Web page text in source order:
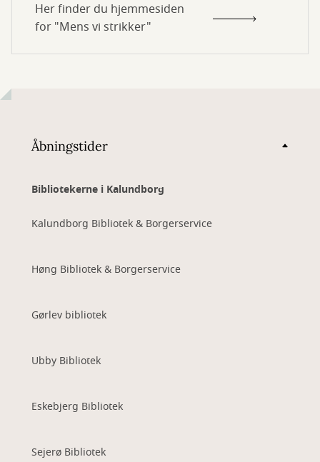
Her finder du hjemmesiden
for "Mens vi strikker"
Åbningstider
Bibliotekerne i Kalundborg
Kalundborg Bibliotek & Borgerservice
Høng Bibliotek & Borgerservice
Gørlev bibliotek
Ubby Bibliotek
Eskebjerg Bibliotek
Sejerø Bibliotek